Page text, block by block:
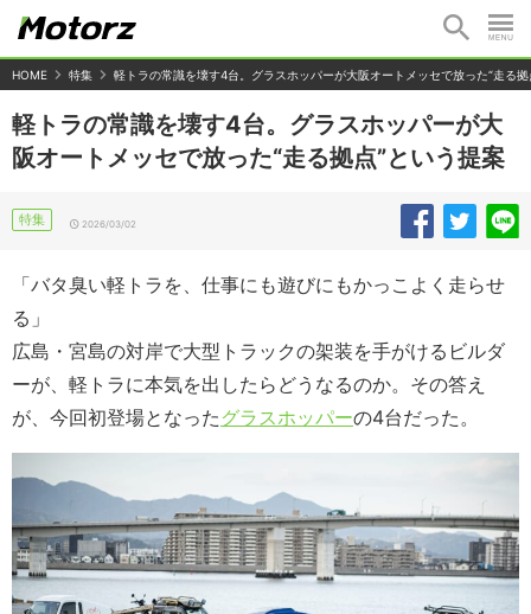
HOME 特集 軽トラの常識を壊す4台。グラスホッパーが大阪オートメッセで放った“走る拠
軽トラの常識を壊す4台。グラスホッパーが大
阪オートメッセで放った“走る拠点”という提案
特集 2026/03/02
「バタ臭い軽トラを、仕事にも遊びにもかっこよく走らせ
る」
広島・宮島の対岸で大型トラックの架装を手がけるビルダ
ーが、軽トラに本気を出したらどうなるのか。その答え
が、今回初登場となったグラスホッパーの4台だった。